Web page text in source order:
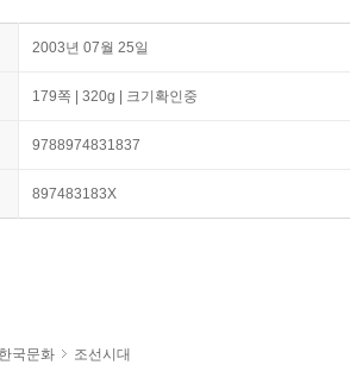
2003년 07월 25일
179쪽 | 320g | 크기확인중
9788974831837
897483183X
국문화 조선시대